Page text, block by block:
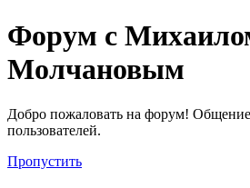
Форум с
Молчановым
Добро пожаловать на форум!
пользователей.
Пропустить